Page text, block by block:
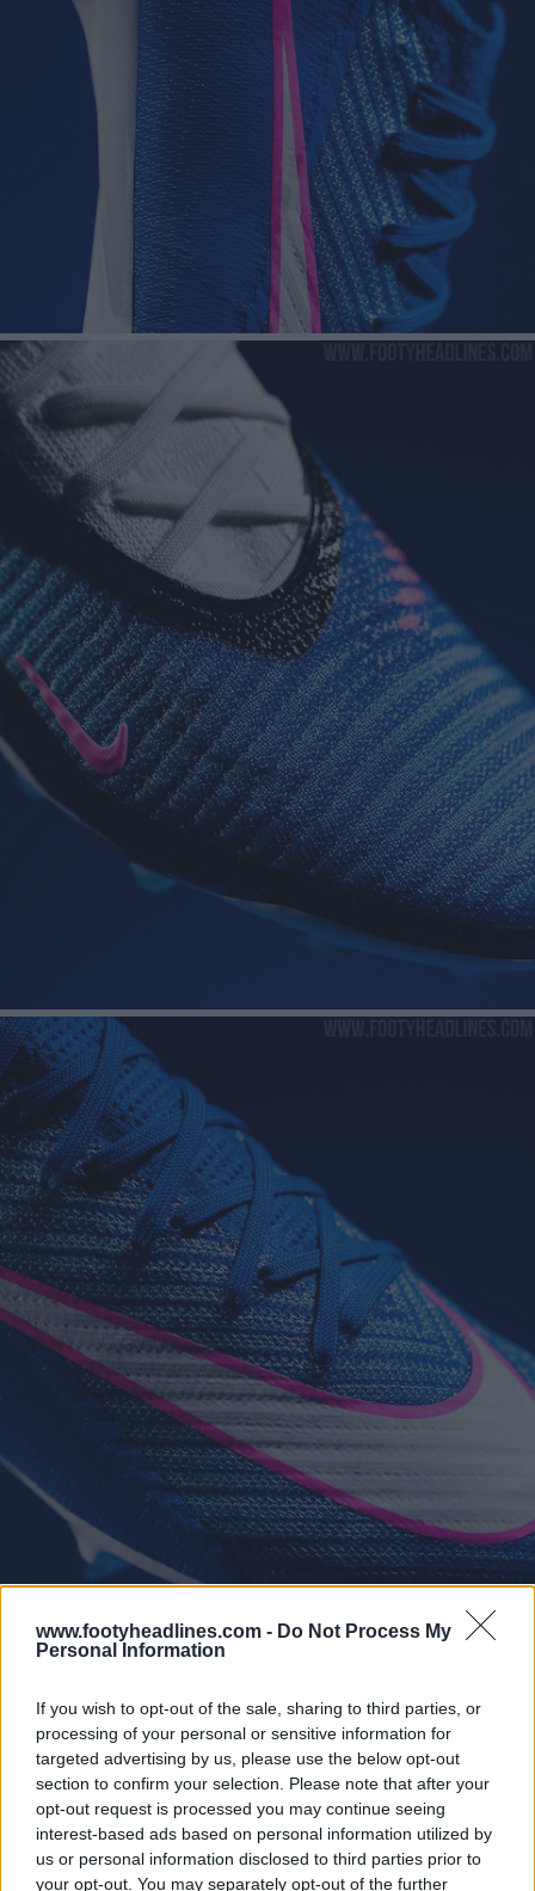
www.footyheadlines.com - Do Not Process My
Personal Information
If you wish to opt-out of the sale, sharing to third parties, or
processing of your personal or sensitive information for
targeted advertising by us, please use the below opt-out
section to confirm your selection. Please note that after your
opt-out request is processed you may continue seeing
interest-based ads based on personal information utilized by
us or personal information disclosed to third parties prior to
your opt-out. You may separately opt-out of the further